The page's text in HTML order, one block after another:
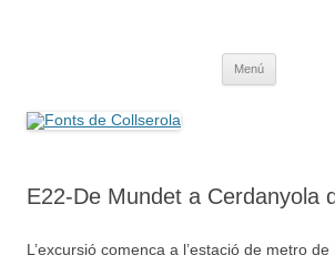
Menú
E22-De Mundet a Cerdanyola
L’excursió comença a l’estació de metro